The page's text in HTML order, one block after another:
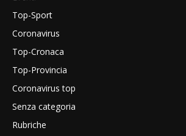
Top-Sport
Coronavirus
Top-Cronaca
Top-Provincia
Coronavirus top
Senza categoria
Rubriche